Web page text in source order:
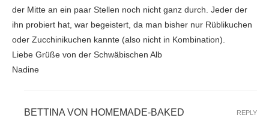
der Mitte an ein paar Stellen noch nicht ganz durch. Jeder der
ihn probiert hat, war begeistert, da man bisher nur Rüblikuchen
oder Zucchinikuchen kannte (also nicht in Kombination).
Liebe Grüße von der Schwäbischen Alb
Nadine
BETTINA VON HOMEMADE-BAKED REPLY